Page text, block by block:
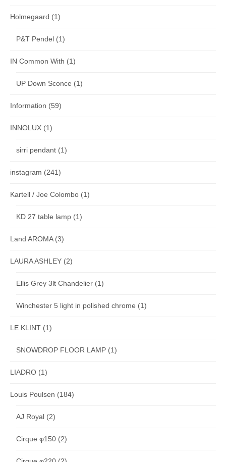
Holmegaard (1)
P&T Pendel (1)
IN Common With (1)
UP Down Sconce (1)
Information (59)
INNOLUX (1)
sirri pendant (1)
instagram (241)
Kartell / Joe Colombo (1)
KD 27 table lamp (1)
Land AROMA(3)
LAURA ASHLEY (2)
Ellis Grey 3lt Chandelier (1)
Winchester 5 light in polished chrome (1)
LE KLINT (1)
SNOWDROP FLOOR LAMP (1)
LIADRO (1)
Louis Poulsen (184)
AJ Royal (2)
Cirque φ150 (2)